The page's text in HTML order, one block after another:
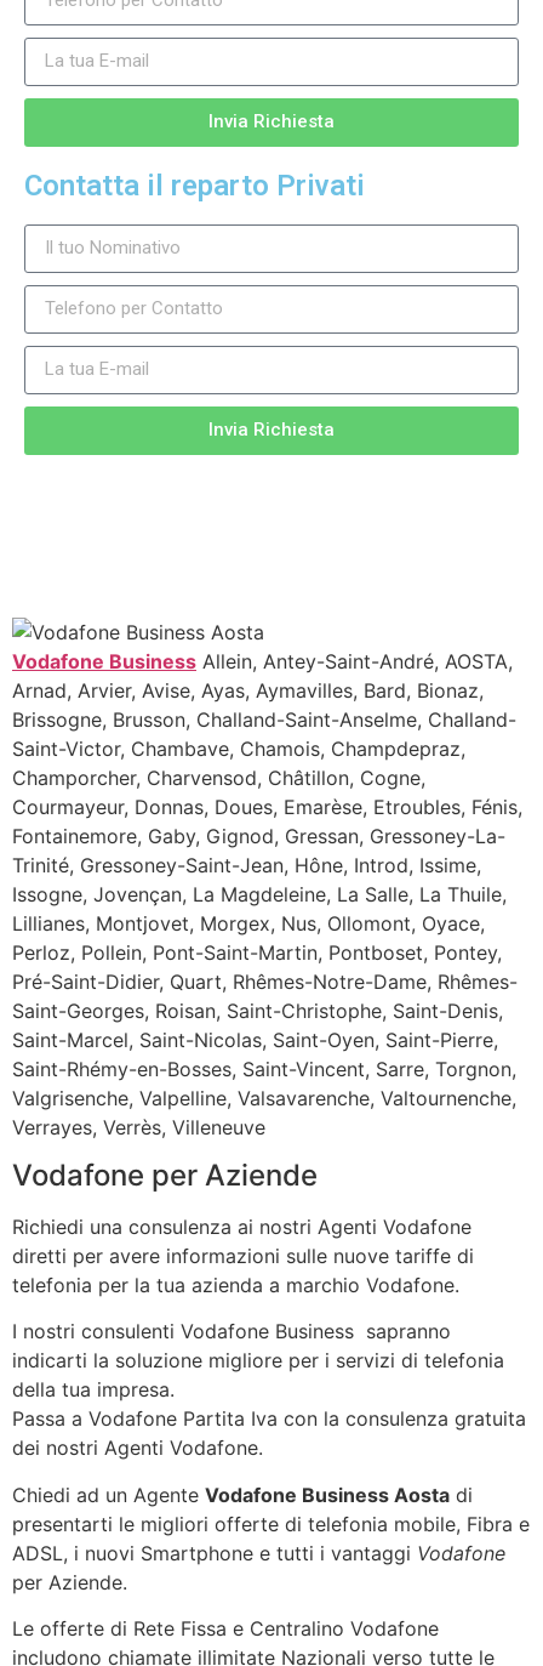
Invia Richiesta
Contatta il reparto Privati
Invia Richiesta
Vodafone Business Allein, Antey-Saint-André, AOSTA,
Arnad, Arvier, Avise, Ayas, Aymavilles, Bard, Bionaz,
Brissogne, Brusson, Challand-Saint-Anselme, Challand-
Saint-Victor, Chambave, Chamois, Champdepraz,
Champorcher, Charvensod, Châtillon, Cogne,
Courmayeur, Donnas, Doues, Emarèse, Etroubles, Fénis,
Fontainemore, Gaby, Gignod, Gressan, Gressoney-La-
Trinité, Gressoney-Saint-Jean, Hône, Introd, Issime,
Issogne, Jovençan, La Magdeleine, La Salle, La Thuile,
Lillianes, Montjovet, Morgex, Nus, Ollomont, Oyace,
Perloz, Pollein, Pont-Saint-Martin, Pontboset, Pontey,
Pré-Saint-Didier, Quart, Rhêmes-Notre-Dame, Rhêmes-
Saint-Georges, Roisan, Saint-Christophe, Saint-Denis,
Saint-Marcel, Saint-Nicolas, Saint-Oyen, Saint-Pierre,
Saint-Rhémy-en-Bosses, Saint-Vincent, Sarre, Torgnon,
Valgrisenche, Valpelline, Valsavarenche, Valtournenche,
Verrayes, Verrès, Villeneuve
Vodafone per Aziende
Richiedi una consulenza ai nostri Agenti Vodafone
diretti per avere informazioni sulle nuove tariffe di
telefonia per la tua azienda a marchio Vodafone.
I nostri consulenti Vodafone Business sapranno
indicarti la soluzione migliore per i servizi di telefonia
della tua impresa.
Passa a Vodafone Partita Iva con la consulenza gratuita
dei nostri Agenti Vodafone.
Chiedi ad un Agente Vodafone Business Aosta di
presentarti le migliori offerte di telefonia mobile, Fibra e
ADSL, i nuovi Smartphone e tutti i vantaggi Vodafone
per Aziende.
Le offerte di Rete Fissa e Centralino Vodafone
includono chiamate illimitate Nazionali verso tutte le